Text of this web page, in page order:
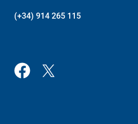
(+34) 914 265 115